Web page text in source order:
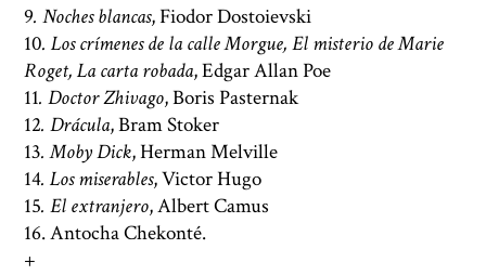
9. Noches blancas, Fiodor Dostoievski
10. Los crímenes de la calle Morgue, El misterio de Marie
Roget, La carta robada, Edgar Allan Poe
11. Doctor Zhivago, Boris Pasternak
12. Drácula, Bram Stoker
13. Moby Dick, Herman Melville
14. Los miserables, Victor Hugo
15. El extranjero, Albert Camus
16. Antocha Chekonté.
+